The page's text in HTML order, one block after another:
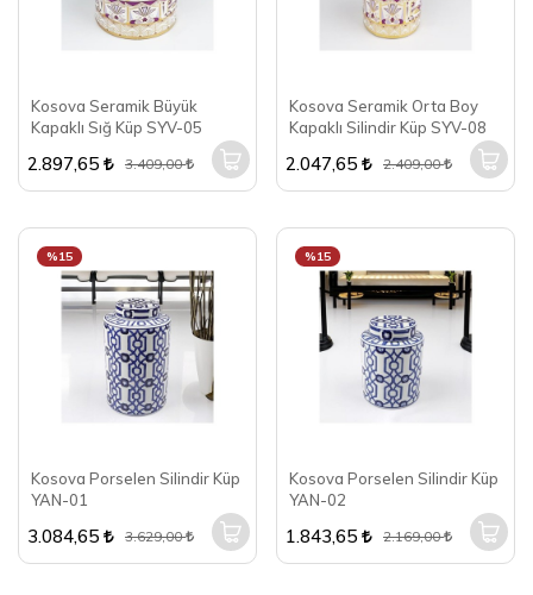
Kosova Seramik Büyük
Kapaklı Sığ Küp SYV-05
2.897,65 3.409,00
Kosova Seramik Orta Boy
Kapaklı Silindir Küp SYV-08
2.047,65 2.409,00
Kosova Porselen Silindir Küp
YAN-01
%15
3.084,65 3.629,00
Kosova Porselen Silindir Küp
YAN-02
%15
1.843,65 2.169,00